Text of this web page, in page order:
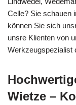
Celle? Sie schauen
können Sie sich
unsre Klienten von
Werkzeugspezialist
Wietze –